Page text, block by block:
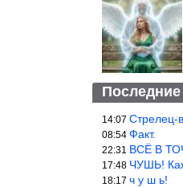
14:07 Стрелец-
08:54 Факт.
22:31 ВСЁ В
17:48 ЧУШЬ! Каждый знак
18:17 ч у ш ь!